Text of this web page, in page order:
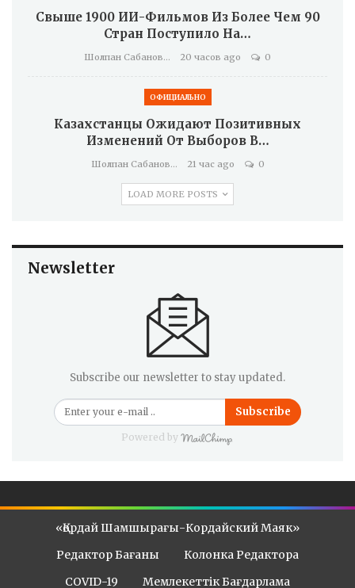
Свыше 1900 ИИ-Фильмов Из Более Чем 90
Стран Поступило На…
Шолпан Сабанова 20 часов ago 0
ОФИЦИАЛЬНО
Казахстанцы Ожидают Позитивных
Изменений От Выборов В…
Шолпан Сабанова 21 час ago 0
LOAD MORE POSTS
Newsletter
Subscribe our newsletter to stay updated.
Subscribe
Powered by
«Қордай Шамшырағы-Кордайский Маяк»
Редактор Бағаны
Колонка Редактора
COVID-19
Мемлекеттік Бағдарлама